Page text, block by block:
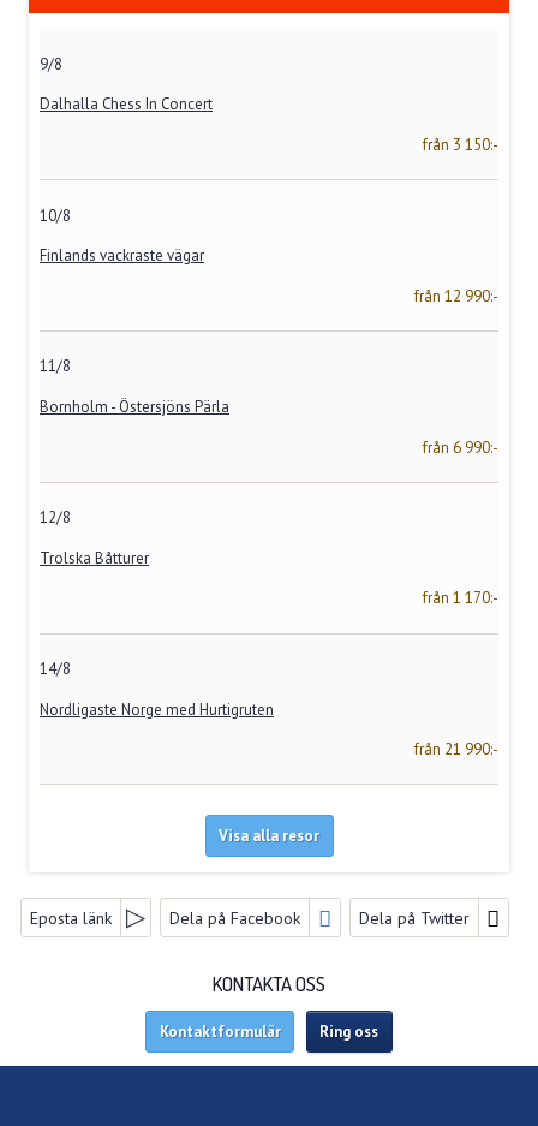
9/8
Dalhalla Chess In Concert
från 3 150:-
10/8
Finlands vackraste vägar
från 12 990:-
11/8
Bornholm - Östersjöns Pärla
från 6 990:-
12/8
Trolska Båtturer
från 1 170:-
14/8
Nordligaste Norge med Hurtigruten
från 21 990:-
Visa alla resor
FACEBOOK
Eposta länk Dela på Facebook Dela på Twitter
KONTAKTA OSS
Kontaktformulär Ring oss